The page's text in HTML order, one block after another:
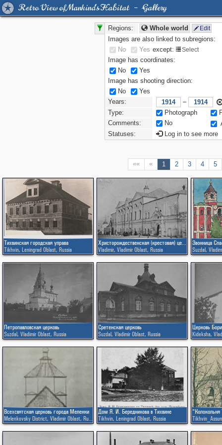
Retro View of Mankind's Habitat – Gallery
Regions: Whole world Edit
Images are also linked to subregions:
No
Yes except: Select
Image has coordinates:
No
Yes
Image has shooting direction:
No
Yes
Years:
–
Type:
Photograph
Comments:
No
Statuses:
Log in to see more
«« « 1 2 3 4 5
Тихвинская городская управа
Tikhvin, Leningrad Oblast, Russia
Христорождественская (крестовая) церковь
Vladimir, Vladimir Oblast, Russia
Звонница
Suzdal,
Петропавловская церковь
Suzdal, Vladimir Oblast, Russia
Сретенская церковь
Suzdal, Vladimir Oblast, Russia
Церковь
Kideksha,
Всехсвятская церковь города Меленки
Melenkovsky District, Vladimir Oblast, Russia
Дом Я. И. Бередникова в Тихвине
Tikhvin, Leningrad Oblast, Russia